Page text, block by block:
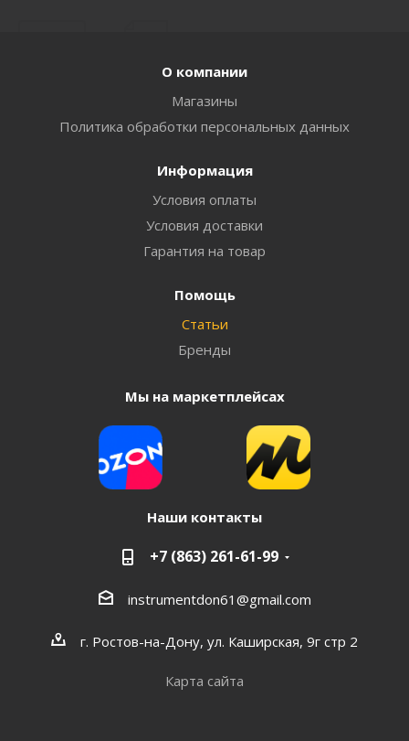
О компании
Магазины
Политика обработки персональных данных
Информация
Условия оплаты
Условия доставки
Гарантия на товар
Помощь
Статьи
Бренды
Мы на маркетплейсах
Наши контакты
+7 (863) 261-61-99
instrumentdon61@gmail.com
г. Ростов-на-Дону, ул. Каширская, 9г стр 2
Карта сайта